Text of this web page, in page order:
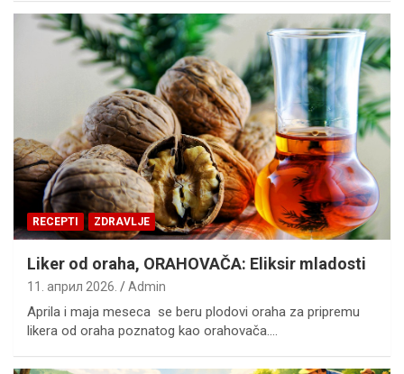
RECEPTI ZDRAVLJE
Liker od oraha, ORAHOVAČA: Eliksir mladosti
11. април 2026. Admin
Aprila i maja meseca se beru plodovi oraha za pripremu
likera od oraha poznatog kao orahovača.…